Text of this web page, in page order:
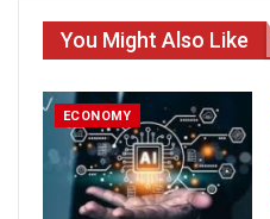
You Might Also Like
ECONOMY